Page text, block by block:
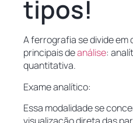
tipos!
A ferrografia se divide em
principais deanálise:
quantitativa.
Exame analítico:
Essa modalidade se